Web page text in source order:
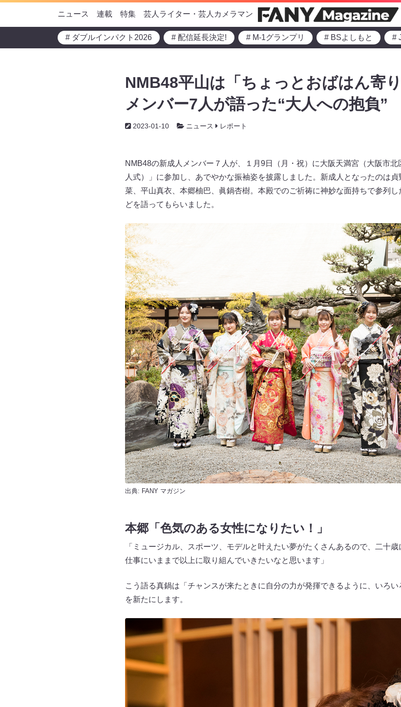
ニュース 連載 特集 芸人ライター・芸人カメラマン
# ダブルインパクト2026 # 配信延長決定! # M-1グランプリ # BSよしもと #
NMB48平山は「ちょっとおばはん寄
メンバー7人が語った“大人への抱負”
2023-01-10 ニュース レポート
NMB48の新成人メンバー７人が、１⽉9⽇（⽉・祝）に大阪天満宮（大阪市
人式）」に参加し、あでやかな振袖姿を披露しました。新成人となったのは
菜、平山真衣、本郷柚巴、眞鍋杏樹。本殿でのご祈祷に神妙な面持ちで参列
どを語ってもらいました。
出典: FANY マガジン
本郷「色気のある女性になりたい！」
「ミュージカル、スポーツ、モデルと叶えたい夢がたくさんあるので、二十
仕事にいままで以上に取り組んでいきたいなと思います」
こう語る真鍋は「チャンスが来たときに自分の力が発揮できるように、いろ
を新たにします。